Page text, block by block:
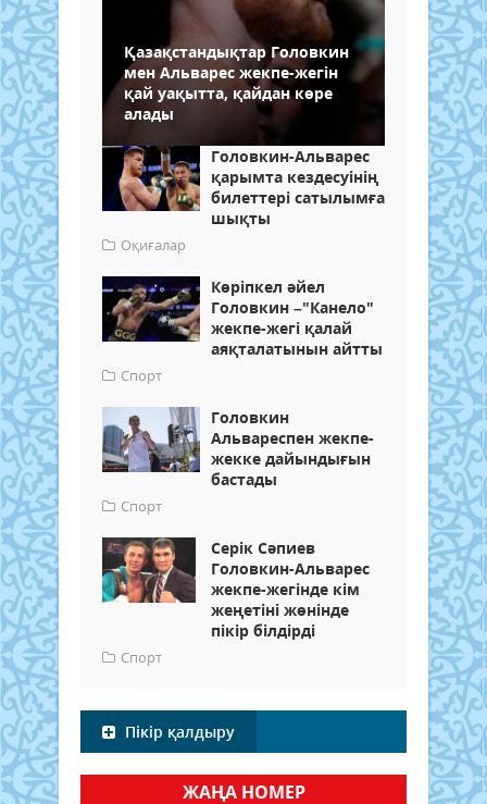
Қазақстандықтар Головкин
мен Альварес жекпе-жегін
қай уақытта, қайдан көре
алады
Головкин-Альварес
қарымта кездесуінің
билеттері сатылымға
шықты
Оқиғалар
Көріпкел әйел
Головкин –"Канело"
жекпе-жегі қалай
аяқталатынын айтты
Спорт
Головкин
Альвареспен жекпе-
жекке дайындығын
бастады
Спорт
Серік Сәпиев
Головкин-Альварес
жекпе-жегінде кім
жеңетіні жөнінде
пікір білдірді
Спорт
Пікір қалдыру
ЖАҢА НОМЕР